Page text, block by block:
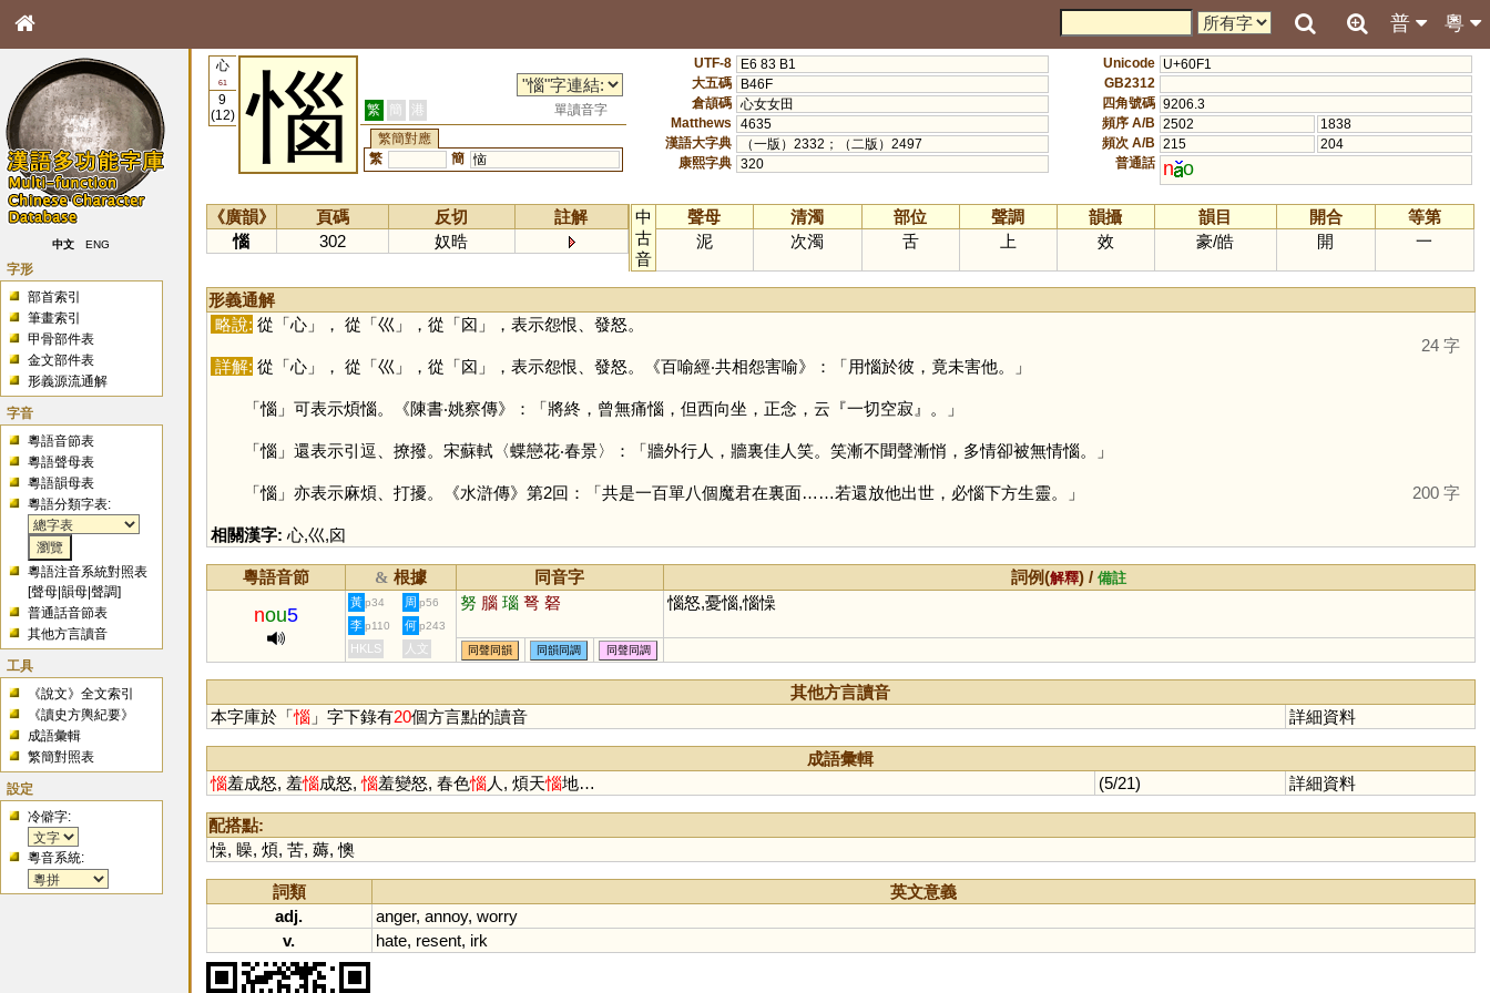
粵
普
中文 ENG
字形
部首索引
筆畫索引
甲骨部件表
金文部件表
形義源流通解
字音
粵語音節表
粵語聲母表
粵語韻母表
粵語分類字表:
粵語注音系統對照表
[聲母 |韻母 |聲調]
普通話音節表
其他方言讀音
工具
《說文》全文索引
《讀史方輿紀要》
成語彙輯
繁簡對照表
設定
冷僻字:
粵音系統:
心
61
9
(12)
惱 繁 簡 港
單讀音字
繁簡對應
繁
簡 恼
UTF-8
E6 83 B1
大五碼
B46F
倉頡碼 心女女田
Matthews
4635
漢語大字典
（一版）2332；（二版）2497
康熙字典 320
Unicode U+60F1
GB2312
四角號碼 9206.3
頻序 A/B 2502
1838
頻次 A/B 215
204
普通話 n o
《廣韻》 頁碼 反切
註解
惱
302 奴晧
中
古
音
聲母 清濁 部位 聲調 韻攝 韻目 開合
等第
泥
次濁 舌 上 效 豪/皓 開 一
形義通解
略說: 從「 心」， 從「 巛 」，從「 囟 」，表示怨恨、發怒。
24 字
詳解: 從「 心」， 從「 巛 」，從「 囟 」，表示怨恨、發怒。《百喻經‧共相怨害喻》：「用惱於彼，竟未害他。」
「惱」可表示煩惱。《陳書‧姚察傳》：「將終，曾無痛惱，但西向坐，正念，云『一切空寂』。」
「惱」還表示引逗、撩撥。宋蘇軾〈蝶戀花‧春景〉：「牆外行人，牆裏佳人笑。笑漸不聞聲漸悄，多情卻被無情惱。」
「惱」亦表示麻煩、打擾。《水滸傳》第2回：「共是一百單八個魔君在裏面……若還放他出世，必惱下方生靈。」 200 字
相關漢字: 心,巛,囟
粵語音節 & 根據 同音字 詞例(解釋) /備註
nou5
黃 p34 周 p56 努 腦 瑙 弩 砮 惱怒,憂惱,惱懆
李 p110 何 p243
HKLS 人文 同聲同韻 同韻同調 同聲同調
其他方言讀音
本字庫於「惱」字下錄有20個方言點的讀音 詳細資料
成語彙輯
惱羞成怒, 羞惱成怒,惱羞變怒, 春色惱人, 煩天惱地… (5/21) 詳細資料
配搭點:
懆, 矂, 煩, 苦, 薅,懊
詞類
英文意義
adj.
anger, annoy, worry
v.
hate, resent, irk